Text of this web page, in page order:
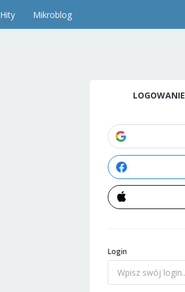
Hity Mikroblog
LOGOWANIE
Login